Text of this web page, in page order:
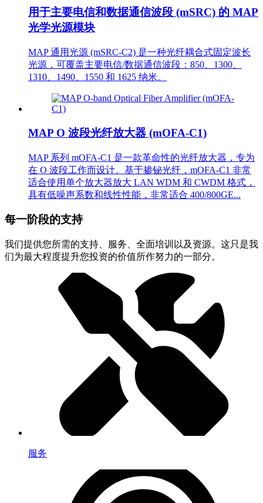
用于主要电信和数据通信波段 (mSRC) 的 MAP
光学光源模块
MAP 通用光源 (mSRC-C2) 是一种光纤耦合式固定波长
光源，可覆盖主要电信/数据通信波段：850、1300、
1310、1490、1550 和 1625 纳米。
MAP O 波段光纤放大器 (mOFA-C1)
MAP 系列 mOFA-C1 是一款革命性的光纤放大器，专为
在 O 波段工作而设计。基于掺铋光纤，mOFA-C1 非常
适合使用单个放大器放大 LAN WDM 和 CWDM 格式，
具有低噪声系数和线性性能，非常适合 400/800GE...
每一阶段的支持
我们提供您所需的支持、服务、全面培训以及资源。这只是我
们为最大程度提升您投资的价值所作努力的一部分。
服务